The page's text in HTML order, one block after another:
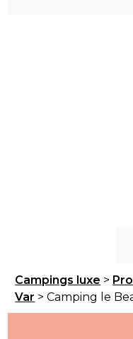
Campings luxe >
Var > Camping le